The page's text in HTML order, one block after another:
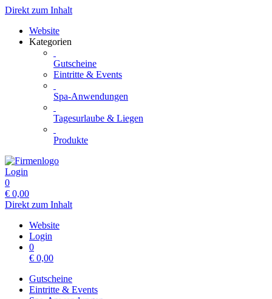
Direkt zum Inhalt
Website
Kategorien
Gutscheine
Eintritte & Events
Spa-Anwendungen
Tagesurlaube & Liegen
Produkte
Login
0
€ 0,00
Direkt zum Inhalt
Website
Login
0
€ 0,00
Gutscheine
Eintritte & Events